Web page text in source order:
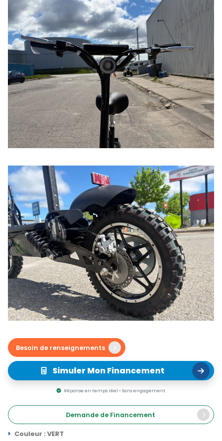
Besoin de renseignements
Simuler Mon Financement
Réponse en temps réel • Sans engagement
Demande de Financement
Couleur : VERT